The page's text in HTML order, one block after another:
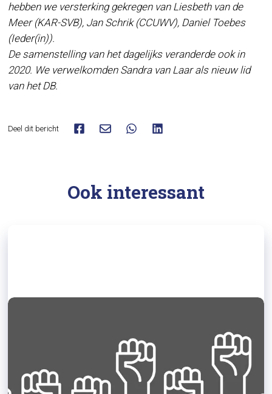
hebben we versterking gekregen van Liesbeth van de
Meer (KAR-SVB), Jan Schrik (CCUWV), Daniel Toebes
(Ieder(in)).
De samenstelling van het dagelijks veranderde ook in
2020. We verwelkomden Sandra van Laar als nieuw lid
van het DB.
Deel dit bericht
Ook interessant
18/06/2020